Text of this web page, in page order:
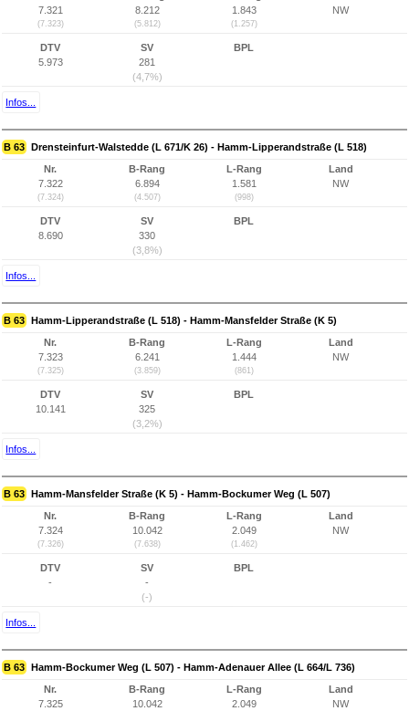
7.321
(7.323)
8.212
(5.812)
1.843
(1.257)
NW
DTV
5.973
SV
281
(4,7%)
BPL
Infos...
B 63 Drensteinfurt-Walstedde (L 671/K 26) - Hamm-Lipperandstraße (L 518)
Nr.
7.322
(7.324)
B-Rang
6.894
(4.507)
L-Rang
1.581
(998)
Land
NW
DTV
8.690
SV
330
(3,8%)
BPL
Infos...
B 63 Hamm-Lipperandstraße (L 518) - Hamm-Mansfelder Straße (K 5)
Nr.
7.323
(7.325)
B-Rang
6.241
(3.859)
L-Rang
1.444
(861)
Land
NW
DTV
10.141
SV
325
(3,2%)
BPL
Infos...
B 63 Hamm-Mansfelder Straße (K 5) - Hamm-Bockumer Weg (L 507)
Nr.
7.324
(7.326)
B-Rang
10.042
(7.638)
L-Rang
2.049
(1.462)
Land
NW
DTV
-
SV
-
(-)
BPL
Infos...
B 63 Hamm-Bockumer Weg (L 507) - Hamm-Adenauer Allee (L 664/L 736)
Nr.
7.325
B-Rang
10.042
L-Rang
2.049
Land
NW